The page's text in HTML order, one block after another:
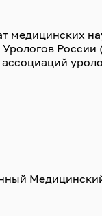
медицинских